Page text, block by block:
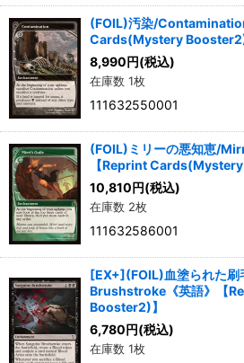
(FOIL)汚染/
Cards(Mystery Booster2)
8,990円(税込)
在庫数 1枚
111632550001
(FOIL)ミリーの悪知恵/
【Reprint Cards(Mystery
10,810円(税込)
在庫数 2枚
111632586001
[EX+](FOIL)血塗られた
Brushstroke《英語》【
Booster2)】
6,780円(税込)
在庫数 1枚